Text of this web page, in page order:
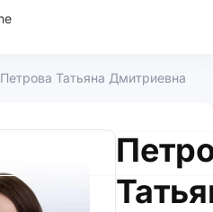
Петрова Татьяна Дмитриевна